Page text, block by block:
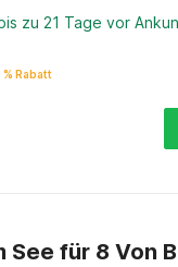
zu 21 Tage vor
% Rabatt
See für 8 Von